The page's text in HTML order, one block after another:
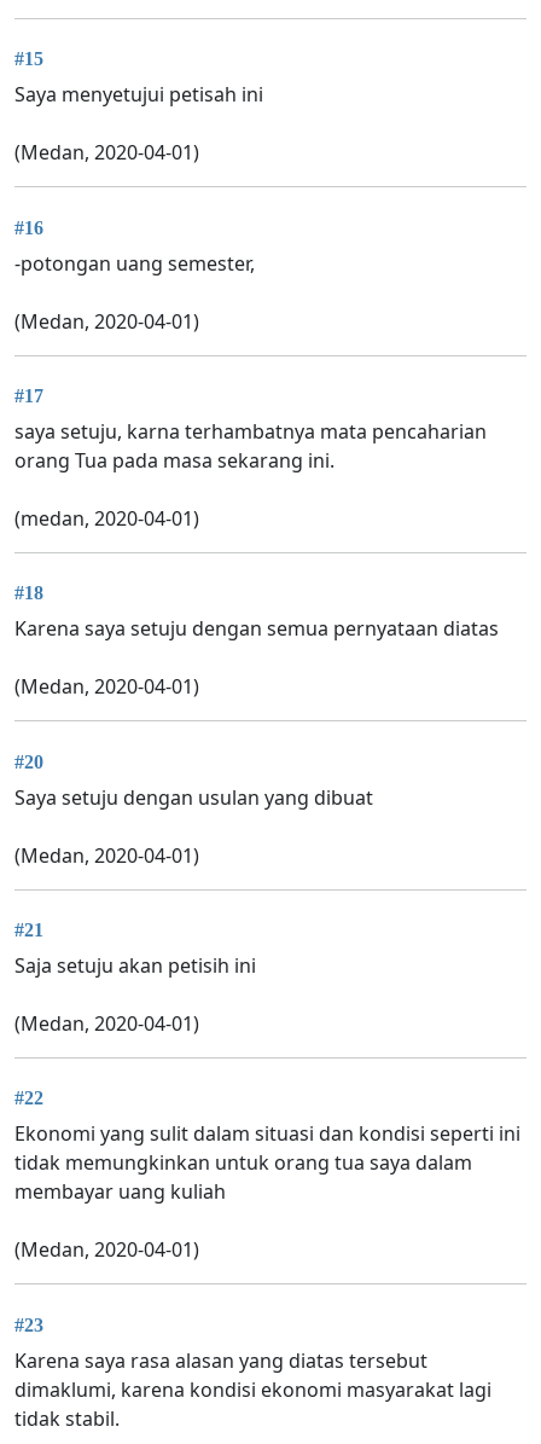
#15
Saya menyetujui petisah ini
(Medan, 2020-04-01)
#16
-potongan uang semester,
(Medan, 2020-04-01)
#17
saya setuju, karna terhambatnya mata pencaharian
orang Tua pada masa sekarang ini.
(medan, 2020-04-01)
#18
Karena saya setuju dengan semua pernyataan diatas
(Medan, 2020-04-01)
#20
Saya setuju dengan usulan yang dibuat
(Medan, 2020-04-01)
#21
Saja setuju akan petisih ini
(Medan, 2020-04-01)
#22
Ekonomi yang sulit dalam situasi dan kondisi seperti ini
tidak memungkinkan untuk orang tua saya dalam
membayar uang kuliah
(Medan, 2020-04-01)
#23
Karena saya rasa alasan yang diatas tersebut
dimaklumi, karena kondisi ekonomi masyarakat lagi
tidak stabil.